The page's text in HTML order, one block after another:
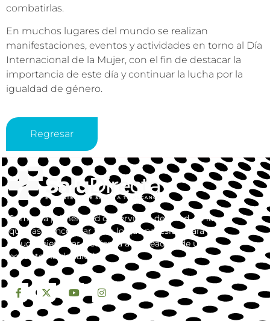
combatirlas.
En muchos lugares del mundo se realizan
manifestaciones, eventos y actividades en torno al Día
Internacional de la Mujer, con el fin de destacar la
importancia de este día y continuar la lucha por la
igualdad de género.
Regresar
Somos la primera red de servicios de salud, en la
que vas a encontrar todo lo que necesitas para tu
salud y bienestar. dedicada a la creación de un
ecosistema de salud.